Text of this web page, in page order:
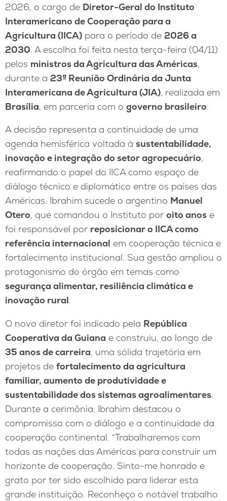
2026, o cargo de Diretor-Geral do Instituto
Interamericano de Cooperação para a
Agricultura (IICA) para o período de 2026 a
2030. A escolha foi feita nesta terça-feira (04/11)
pelos ministros da Agricultura das Américas,
durante a 23ª Reunião Ordinária da Junta
Interamericana de Agricultura (JIA), realizada em
Brasília, em parceria com o governo brasileiro.
A decisão representa a continuidade de uma
agenda hemisférica voltada à sustentabilidade,
inovação e integração do setor agropecuário,
reafirmando o papel do IICA como espaço de
diálogo técnico e diplomático entre os países das
Américas. Ibrahim sucede o argentino Manuel
Otero, que comandou o Instituto por oito anos e
foi responsável por reposicionar o IICA como
referência internacional em cooperação técnica e
fortalecimento institucional. Sua gestão ampliou o
protagonismo do órgão em temas como
segurança alimentar, resiliência climática e
inovação rural.
O novo diretor foi indicado pela República
Cooperativa da Guiana e construiu, ao longo de
35 anos de carreira, uma sólida trajetória em
projetos de fortalecimento da agricultura
familiar, aumento de produtividade e
sustentabilidade dos sistemas agroalimentares.
Durante a cerimônia, Ibrahim destacou o
compromisso com o diálogo e a continuidade da
cooperação continental. “Trabalharemos com
todas as nações das Américas para construir um
horizonte de cooperação. Sinto-me honrado e
grato por ter sido escolhido para liderar esta
grande instituição. Reconheço o notável trabalho